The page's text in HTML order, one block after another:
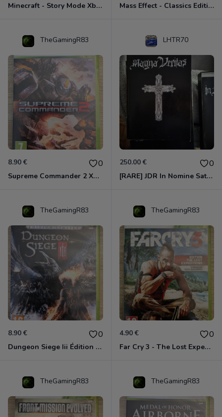
Minecraft - Story Mode Xbox 360 Mass Effect - Classics Edition Xbox 360
TheGamingR83
8.90 € 0
Supreme Commander 2 Xbox 360
LHTR70
250.00 € 0
[RARE] JDR In Nomine Satanis / Magna Veritas – 1ère Édition BOÎTE (DOS BLANC, 1989) - CROC / Siroz
TheGamingR83
8.90 € 0
Dungeon Siege Iii Édition Limitée - Vf Intégrale Xbox 360
TheGamingR83
4.90 € 0
Far Cry 3 - The Lost Expeditions - Edition Spéciale Xbox 360
TheGamingR83 TheGamingR83